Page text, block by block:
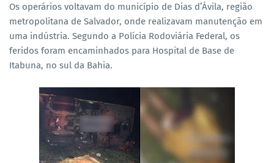
Os operários voltavam do município de Dias d’Ávila, região
metropolitana de Salvador, onde realizavam manutenção em
uma indústria. Segundo a Polícia Rodoviária Federal, os
feridos foram encaminhados para Hospital de Base de
Itabuna, no sul da Bahia.